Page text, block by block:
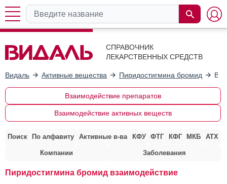
СПРАВОЧНИК
ЛЕКАРСТВЕННЫХ СРЕДСТВ
Видаль Активные вещества Пиридостигмина бромид
Взаимодействие препаратов
Взаимодействие активных веществ
Поиск По алфавиту Активные в-ва КФУ ФТГ КФГ МКБ АТХ
Компании Заболевания
Пиридостигмина бромид взаимодействие